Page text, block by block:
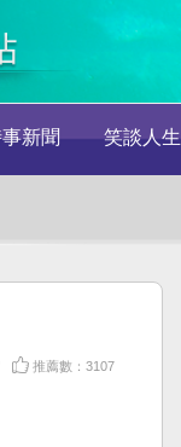
新聞 笑談人生
推薦數：3107